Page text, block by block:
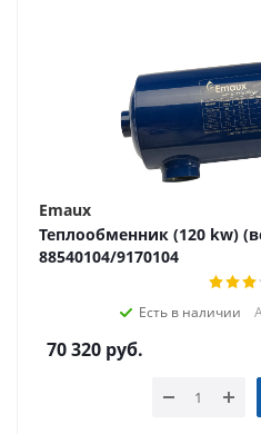
Emaux
Теплообменник (120 kw)
88540104/9170104
Есть в наличии
70 320 руб.